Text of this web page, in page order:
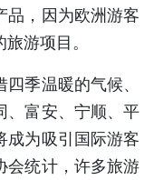
品，因为欧洲游客
游项目。
季温暖的气候、
、富安、宁顺、平
成为吸引国际游客
会统计，许多旅游